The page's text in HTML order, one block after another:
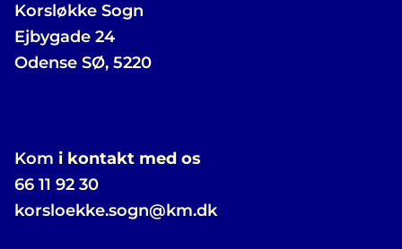
Korsløkke Sogn
Ejbygade 24
Odense SØ, 5220
Kom i kontakt med os
66 11 92 30
korsloekke.sogn@km.dk